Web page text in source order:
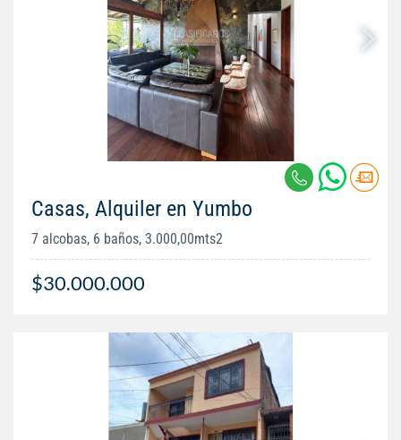
Casas, Alquiler en Yumbo
7 alcobas, 6 baños, 3.000,00mts2
$30.000.000